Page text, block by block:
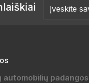
automobilių padangos